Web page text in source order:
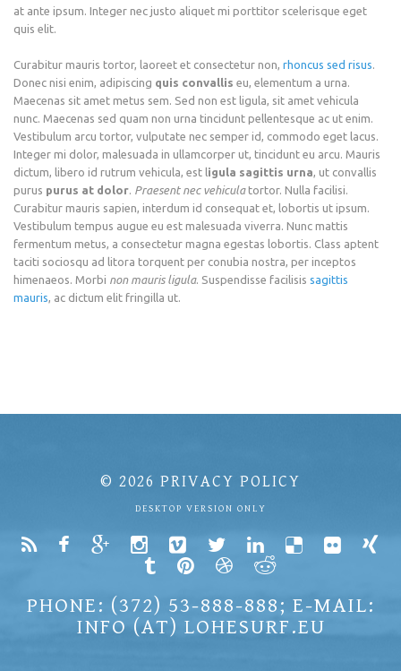
at ante ipsum. Integer nec justo aliquet mi porttitor scelerisque eget
quis elit.
Curabitur mauris tortor, laoreet et consectetur non, rhoncus sed risus.
Donec nisi enim, adipiscing quis convallis eu, elementum a urna.
Maecenas sit amet metus sem. Sed non est ligula, sit amet vehicula
nunc. Maecenas sed quam non urna tincidunt pellentesque ac ut enim.
Vestibulum arcu tortor, vulputate nec semper id, commodo eget lacus.
Integer mi dolor, malesuada in ullamcorper ut, tincidunt eu arcu. Mauris
dictum, libero id rutrum vehicula, est ligula sagittis urna, ut convallis
purus purus at dolor. Praesent nec vehiculatortor. Nulla facilisi.
Curabitur mauris sapien, interdum id consequat et, lobortis ut ipsum.
Vestibulum tempus augue eu est malesuada viverra. Nunc mattis
fermentum metus, a consectetur magna egestas lobortis. Class aptent
taciti sociosqu ad litora torquent per conubia nostra, per inceptos
himenaeos. Morbi non mauris ligula. Suspendisse facilisis sagittis
mauris, ac dictum elit fringilla ut.
© 2026 PRIVACY POLICY
DESKTOP VERSION ONLY
PHONE: (372) 53-888-888; E-MAIL:
INFO (AT) LOHESURF.EU